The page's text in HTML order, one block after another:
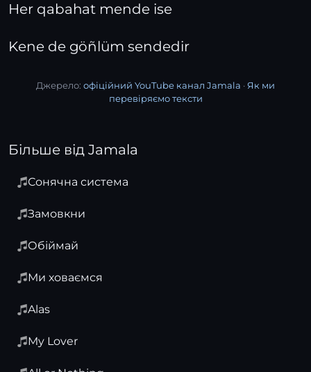
Her qabahat mende ise
Kene de göñlüm sendedir
Джерело: офіційний YouTube канал Jamala · Як ми
перевіряємо тексти
Більше від Jamala
Сонячна система
Замовкни
Обіймай
Ми ховаємся
Alas
My Lover